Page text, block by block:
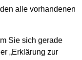
alle vorhandenen
Sie sich gerade
„Erklärung zur